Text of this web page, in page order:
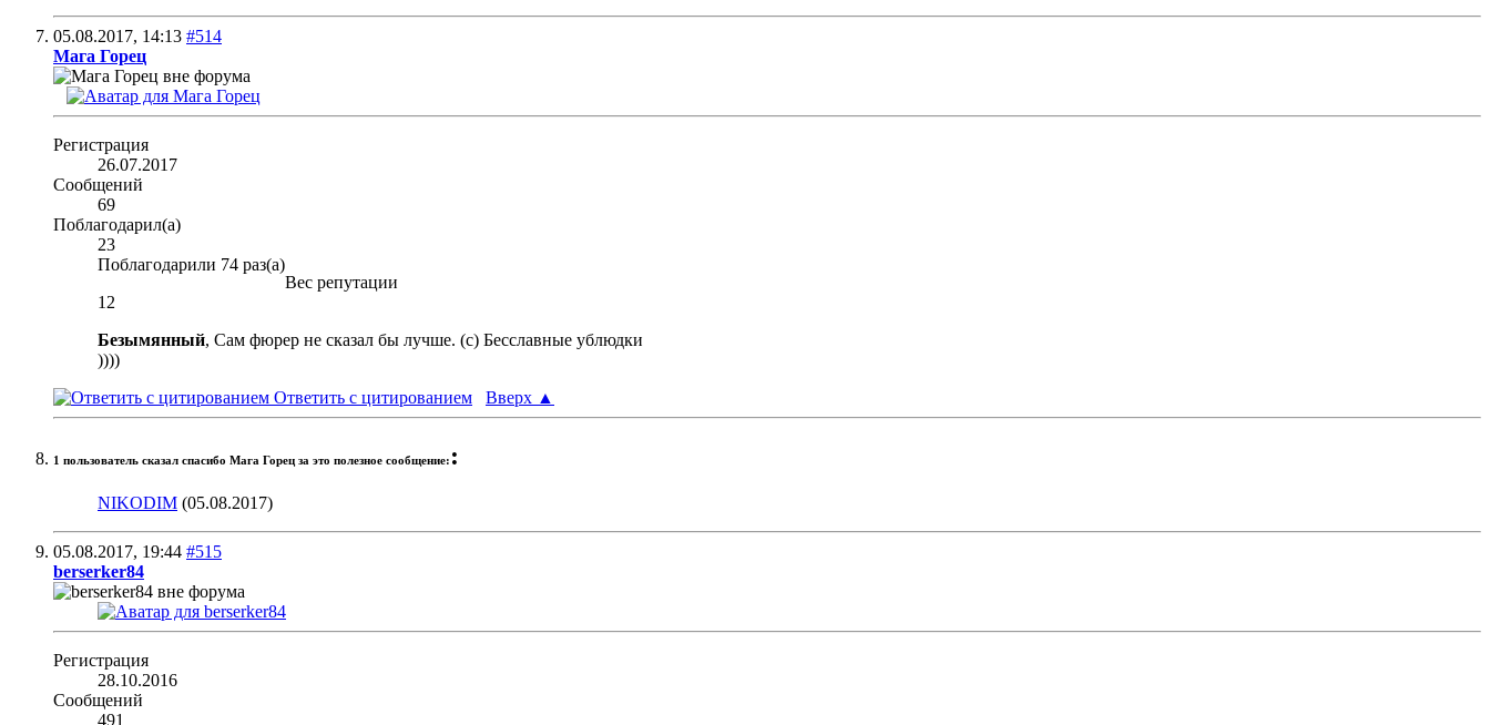
05.08.2017, 14:13 #514
Мага Горец
Регистрация
26.07.2017
Сообщений
69
Поблагодарил(а)
23
Поблагодарили 74 раз(а)
Вес репутации
12
Безымянный, Сам фюрер не сказал бы лучше. (с) Бесславные ублюдки
))))
Ответить с цитированием
Вверх ▲
1 пользователь сказал cпасибо Мага Горец за это полезное сообщение: :
NIKODIM (05.08.2017)
05.08.2017, 19:44 #515
berserker84
Регистрация
28.10.2016
Сообщений
491